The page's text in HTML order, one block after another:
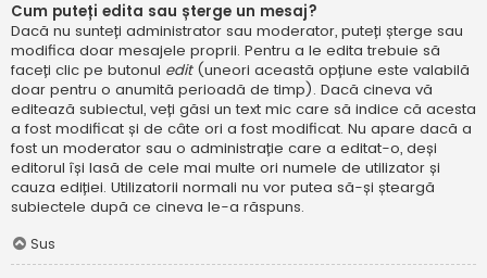
Cum puteți edita sau șterge un mesaj?
Dacă nu sunteți administrator sau moderator, puteți șterge sau
modifica doar mesajele proprii. Pentru a le edita trebuie să
faceți clic pe butonul edit (uneori această opțiune este valabilă
doar pentru o anumită perioadă de timp). Dacă cineva vă
editează subiectul, veți găsi un text mic care să indice că acesta
a fost modificat și de câte ori a fost modificat. Nu apare dacă a
fost un moderator sau o administrație care a editat-o, deși
editorul își lasă de cele mai multe ori numele de utilizator și
cauza ediției. Utilizatorii normali nu vor putea să-și șteargă
subiectele după ce cineva le-a răspuns.
Sus